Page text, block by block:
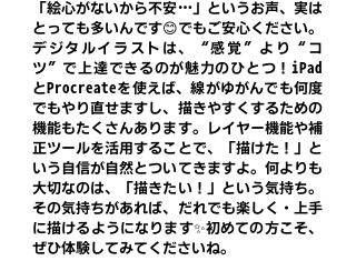
「絵心がないから不安…」というお声、実は
とっても多いんです😊でもご安心ください。
デジタルイラストは、“感覚”より“コ
ツ”で上達できるのが魅力のひとつ！ iPad
とProcreateを使えば、線がゆがんでも何度
でもやり直せますし、描きやすくするための
機能もたくさんあります。レイヤー機能や補
正ツールを活用することで、「描けた！」と
いう自信が自然とついてきますよ。 何よりも
大切なのは、「描きたい！」という気持ち。
その気持ちがあれば、だれでも楽しく・上手
に描けるようになります✨初めての方こそ、
ぜひ体験してみてくださいね。